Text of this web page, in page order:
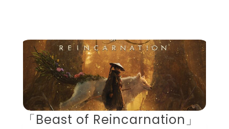
「Beast of Reincarnation」